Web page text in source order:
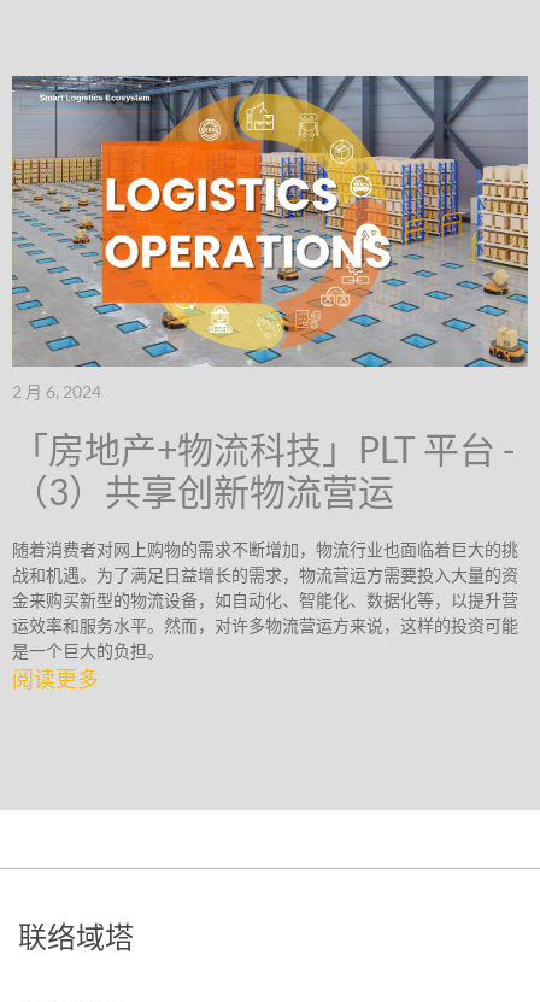
2 月 6, 2024
「房地产+物流科技」PLT 平台 -
（3）共享创新物流营运
随着消费者对网上购物的需求不断增加，物流行业也面临着巨大的挑
战和机遇。为了满足日益增长的需求，物流营运方需要投入大量的资
金来购买新型的物流设备，如自动化、智能化、数据化等，以提升营
运效率和服务水平。然而，对许多物流营运方来说，这样的投资可能
是一个巨大的负担。
阅读更多
联络域塔